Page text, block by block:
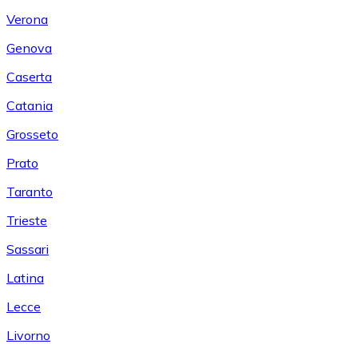
Verona
Genova
Caserta
Catania
Grosseto
Prato
Taranto
Trieste
Sassari
Latina
Lecce
Livorno